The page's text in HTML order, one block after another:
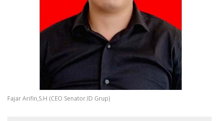
Fajar Arifin,S.H (CEO Senator.ID Grup)